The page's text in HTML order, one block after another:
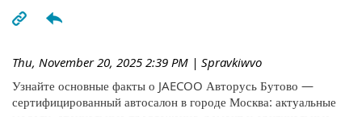
Thu, November 20, 2025 2:39 PM | Spravkiwvo
Узнайте основные факты о JAECOO Авторусь Бутово —
сертифицированный автосалон в городе Москва: актуальные